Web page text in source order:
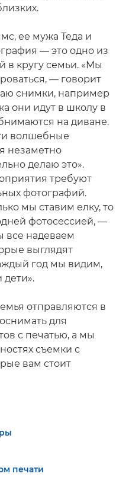
ее мужа Теда и
— это одно из
в кругу семьи. «Мы
— говорит
снимки, например
они идут в школу в
на диване.
волшебные
незаметно
делаю это».
требуют
фотографий.
мы ставим елку, то
фотосессией, —
все надеваем
выглядят
год мы видим,
отправляются в
для
с печатью, а мы
съемки с
вам стоит
печати